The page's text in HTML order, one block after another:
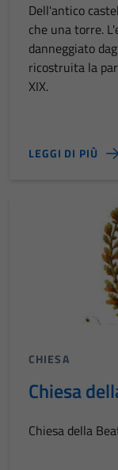
Dell'antico
che una torre.
danneggiato
ricostruita la
XIX.
LEGGI DI PIÙ
CHIESA
Chiesa
Chiesa della